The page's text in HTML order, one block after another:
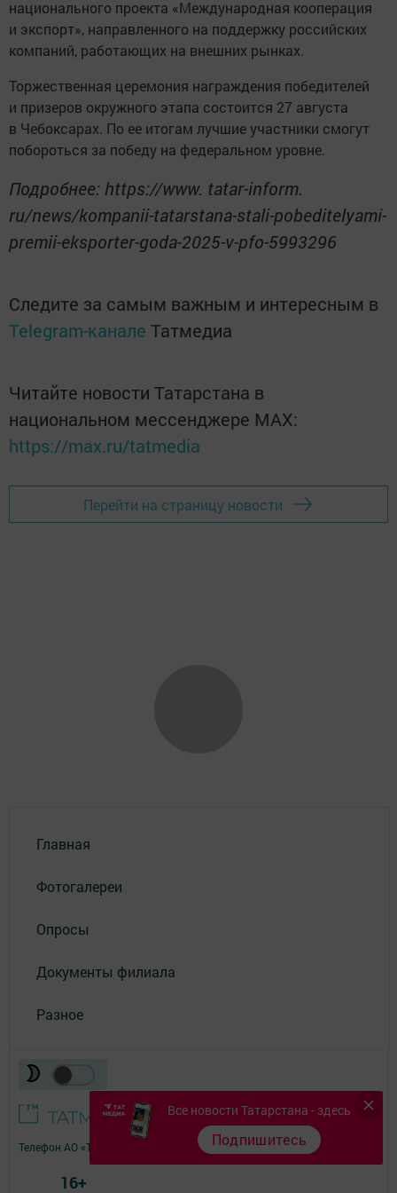
национального проекта «Международная кооперация
и экспорт», направленного на поддержку российских
компаний, работающих на внешних рынках.
Торжественная церемония награждения победителей
и призеров окружного этапа состоится 27 августа
в Чебоксарах. По ее итогам лучшие участники смогут
побороться за победу на федеральном уровне.
Подробнее: https://www. tatar-inform.
ru/news/kompanii-tatarstana-stali-pobeditelyami-
premii-eksporter-goda-2025-v-pfo-5993296
Следите за самым важным и интересным в
Telegram-канале Татмедиа
Читайте новости Татарстана в
национальном мессенджере MАХ:
https://max.ru/tatmedia
Перейти на страницу новости
Главная
Фотогалереи
Опросы
Документы филиала
Разное
Все новости Татарстана - здесь
Подпишитесь
Телефон АО «ТАТМЕДИА»: (843) 222 09 84
16+